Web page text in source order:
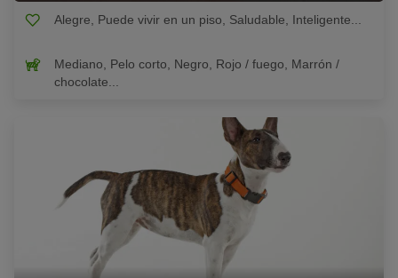
Alegre, Puede vivir en un piso, Saludable, Inteligente...
Mediano, Pelo corto, Negro, Rojo / fuego, Marrón /
chocolate...